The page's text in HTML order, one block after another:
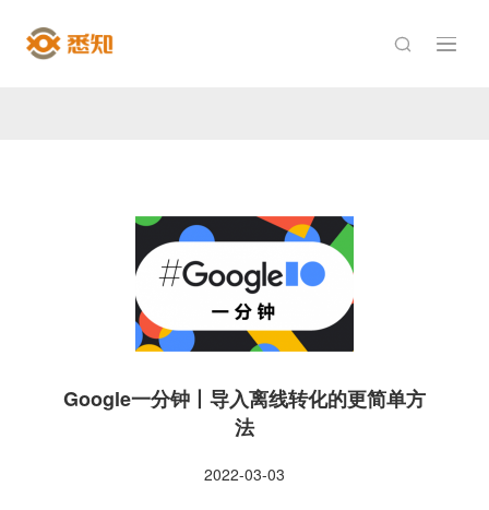

Google一分钟丨导入离线转化的更简单方
法
2022-03-03